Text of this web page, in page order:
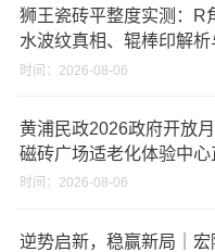
狮王瓷砖平整度实测：R
水波纹真相、辊棒印解析
准选购指南
时间：2026-08-06
黄浦民政2026政府开放
磁砖广场适老化体验中心
相
时间：2026-08-06
逆势启新，稳赢新局｜宏